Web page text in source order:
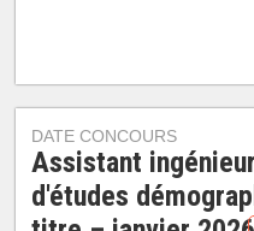
DATE CONCOURS
Assistant
d'études